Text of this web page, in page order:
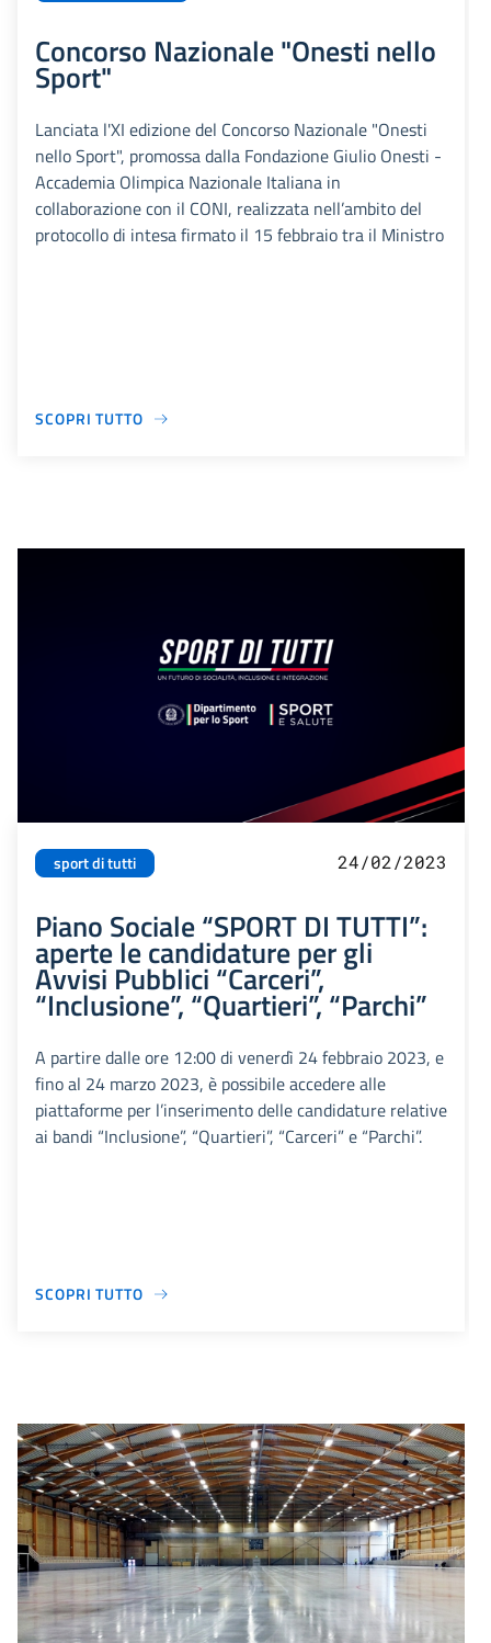
Concorso Nazionale "Onesti nello
Sport"
Lanciata l'XI edizione del Concorso Nazionale "Onesti
nello Sport", promossa dalla Fondazione Giulio Onesti -
Accademia Olimpica Nazionale Italiana in
collaborazione con il CONI, realizzata nell’ambito del
protocollo di intesa firmato il 15 febbraio tra il Ministro
SCOPRI TUTTO
sport di tutti 24/02/2023
Piano Sociale “SPORT DI TUTTI”:
aperte le candidature per gli
Avvisi Pubblici “Carceri”,
“Inclusione”, “Quartieri”, “Parchi”
A partire dalle ore 12:00 di venerdì 24 febbraio 2023, e
fino al 24 marzo 2023, è possibile accedere alle
piattaforme per l’inserimento delle candidature relative
ai bandi “Inclusione”, “Quartieri”, “Carceri” e “Parchi”.
SCOPRI TUTTO